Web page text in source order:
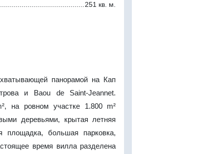
251 кв. м.
панорамой на Кап
и Baou de Saint-Jeannet.
на ровном участке 1.800 m²
деревьями, крытая летняя
площадка, большая парковка,
время вилла разделена